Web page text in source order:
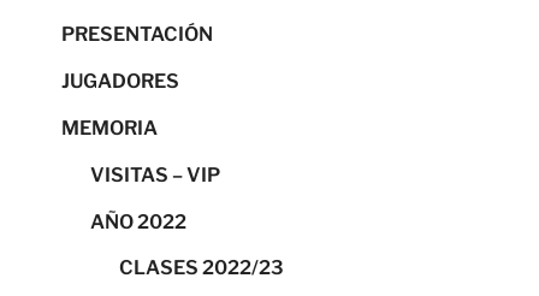
PRESENTACIÓN
JUGADORES
MEMORIA
VISITAS – VIP
AÑO 2022
CLASES 2022/23